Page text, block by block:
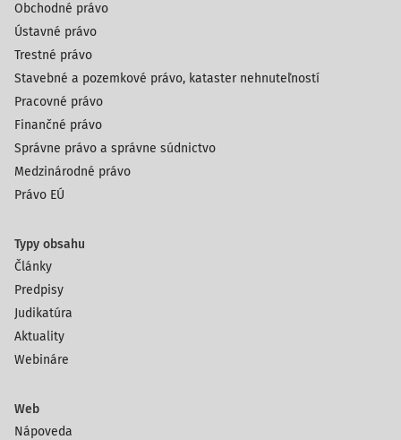
Obchodné právo
Ústavné právo
Trestné právo
Stavebné a pozemkové právo, kataster nehnuteľností
Pracovné právo
Finančné právo
Správne právo a správne súdnictvo
Medzinárodné právo
Právo EÚ
Typy obsahu
Články
Predpisy
Judikatúra
Aktuality
Webináre
Web
Nápoveda